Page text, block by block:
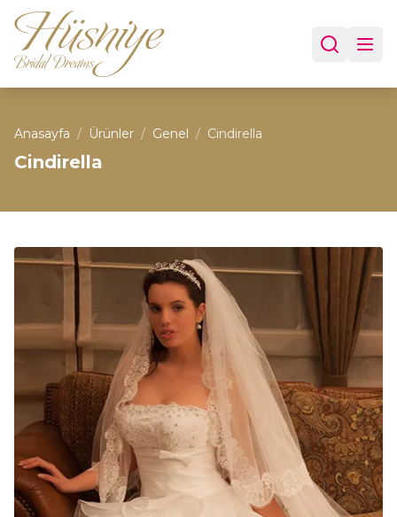
Anasayfa / Ürünler / Genel / Cindirella
Cindirella